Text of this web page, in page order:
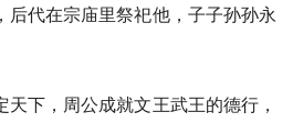
后代在宗庙里祭祀他，子子孙孙永
天下，周公成就文王武王的德行，